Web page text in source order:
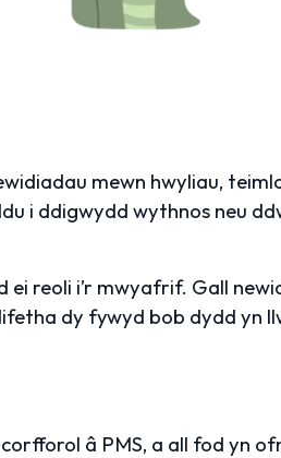
mewn hwyliau,
i ddigwydd wythnos neu
ei reoli i’r mwyafrif. Gall
dy fywyd bob dydd yn
â PMS, a all fod yn